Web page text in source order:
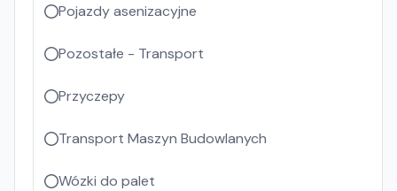
Pojazdy asenizacyjne
Pozostałe - Transport
Przyczepy
Transport Maszyn Budowlanych
Wózki do palet